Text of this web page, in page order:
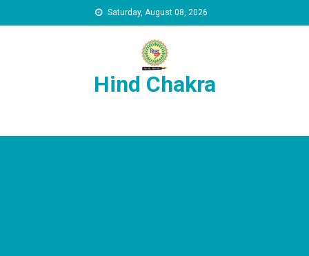
Saturday, August 08, 2026
Hind Chakra